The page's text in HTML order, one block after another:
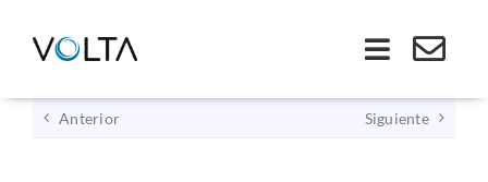
Toggle
Inicio
Anterior Siguiente